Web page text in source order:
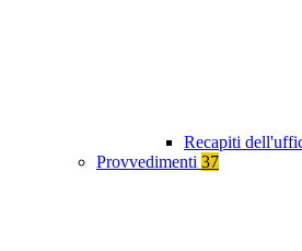
Recapiti
Provvedimenti 37